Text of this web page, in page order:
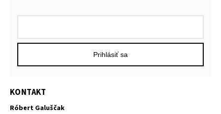
Prihlásiť sa
KONTAKT
Róbert Galuščak